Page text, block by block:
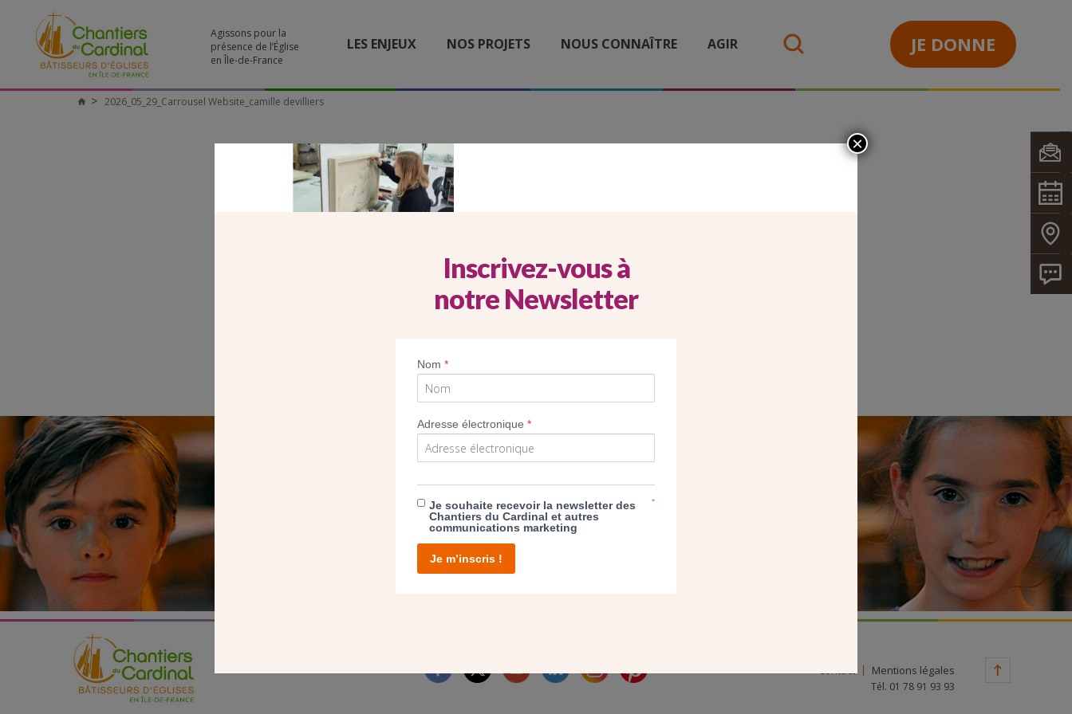
Agissons pour la
présence de l’Église
en Île-de-France
LES ENJEUX NOS PROJETS NOUS CONNAÎTRE AGIR JE DONNE
Chantiers
2026_05_29_Carrousel Website_camille devilliers
2026_05_29_CARROUSEL
WEBSITE_CAMILLE DEVILLIERS
SEUL VOTRE DON
NOUS PERMET D’AGIR
facebook twitter youtube linkedin instagram
Mentions légales
Tél. 01 78 91 93 93
Inscrivez-vous à
notre Newsletter
Nom*
Adresse électronique*
Je souhaite recevoir la newsletter des
Chantiers du Cardinal et autres
communications marketing
*
Je m’inscris !
×